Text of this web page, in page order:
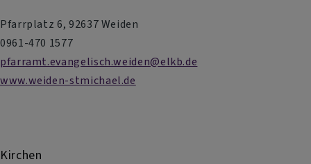
Pfarrplatz 6, 92637 Weiden
0961-470 1577
pfarramt.evangelisch.weiden@elkb.de
www.weiden-stmichael.de
Kirchen